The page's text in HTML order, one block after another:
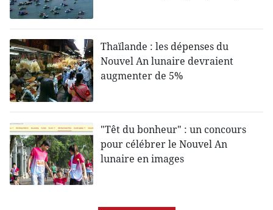
Thaïlande : les dépenses du
Nouvel An lunaire devraient
augmenter de 5%
"Têt du bonheur" : un concours
pour célébrer le Nouvel An
lunaire en images